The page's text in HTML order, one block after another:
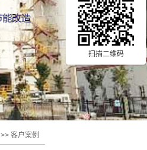
>> 客户案例
扫描二维码